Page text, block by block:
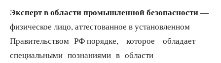
Эксперт в области промышленной безопасности—
физическое лицо, аттестованное в установленном
Правительством РФ порядке, которое обладает
специальными познаниями в области